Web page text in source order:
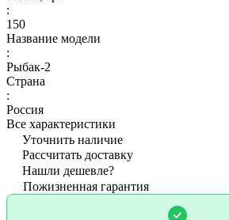
:
150
Название модели
:
Рыбак-2
Страна
:
Россия
Все характеристики
Уточнить наличие
Рассчитать доставку
Нашли дешевле?
Пожизненная гарантия